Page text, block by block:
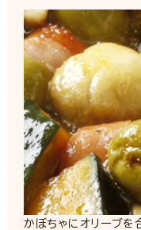
かぼちゃにオリーブを